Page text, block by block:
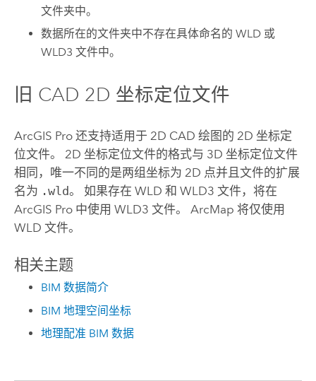
文件夹中。
数据所在的文件夹中不存在具体命名的 WLD 或
WLD3 文件中。
旧 CAD 2D 坐标定位文件
ArcGIS Pro还支持适用于 2D CAD 绘图的 2D 坐标定
位文件。 2D 坐标定位文件的格式与 3D 坐标定位文件
相同，唯一不同的是两组坐标为 2D 点并且文件的扩展
名为 .wld。 如果存在 WLD 和 WLD3 文件，将在
ArcGIS Pro中使用 WLD3 文件。 ArcMap 将仅使用
WLD 文件。
相关主题
BIM 数据简介
BIM 地理空间坐标
地理配准 BIM 数据